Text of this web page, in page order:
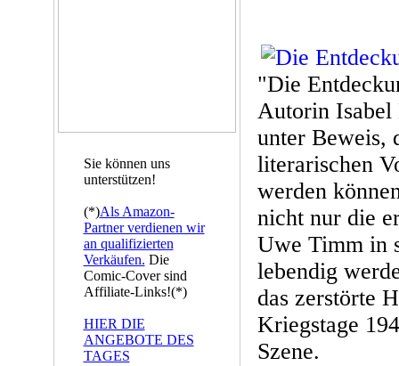
Sie können uns
unterstützen!
(*)Als Amazon-
Partner verdienen wir
an qualifizierten
Verkäufen. Die
Comic-Cover sind
Affiliate-Links!(*)
HIER DIE
ANGEBOTE DES
TAGES
"Die
Autorin
unter Beweis,
literarischen
werden
nicht nur die
Uwe Timm in
lebendig
das zerstörte
Kriegstage
Szene.